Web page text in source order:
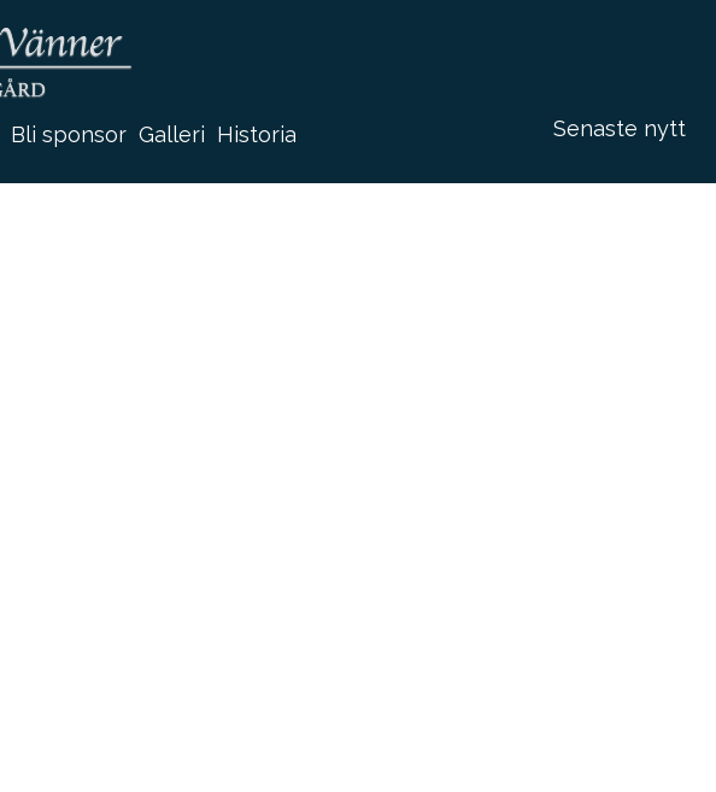
Bli sponsor Galleri Historia Senaste nytt